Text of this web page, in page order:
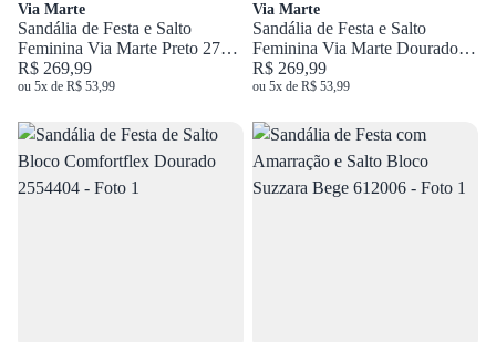
Via Marte
Sandália de Festa e Salto
Feminina Via Marte Preto 279-
016-01
R$ 269,99
ou 5x de R$ 53,99
Via Marte
Sandália de Festa e Salto
Feminina Via Marte Dourado
279-016-01
R$ 269,99
ou 5x de R$ 53,99